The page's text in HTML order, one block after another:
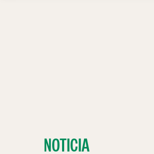
NOTICIA